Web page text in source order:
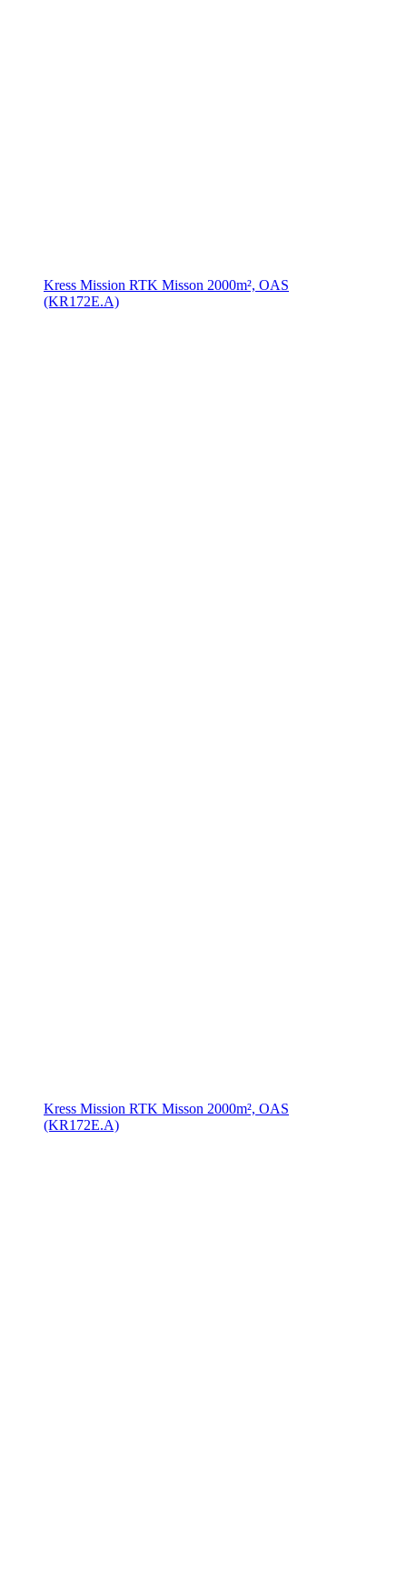
Kress Mission RTK Misson 2000m², OAS
(KR172E.A)
Kress Mission RTK Misson 2000m², OAS
(KR172E.A)